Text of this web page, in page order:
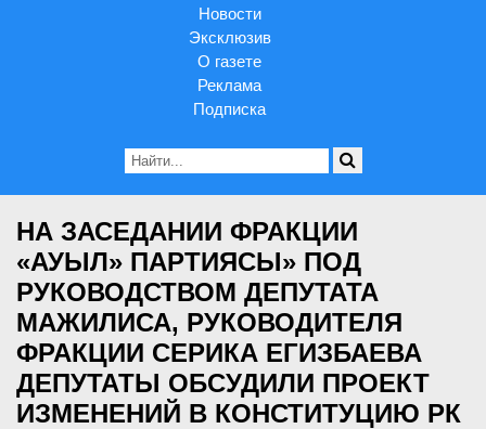
Новости
Эксклюзив
О газете
Реклама
Подписка
НА ЗАСЕДАНИИ ФРАКЦИИ
«АУЫЛ» ПАРТИЯСЫ» ПОД
РУКОВОДСТВОМ ДЕПУТАТА
МАЖИЛИСА, РУКОВОДИТЕЛЯ
ФРАКЦИИ СЕРИКА ЕГИЗБАЕВА
ДЕПУТАТЫ ОБСУДИЛИ ПРОЕКТ
ИЗМЕНЕНИЙ В КОНСТИТУЦИЮ РК